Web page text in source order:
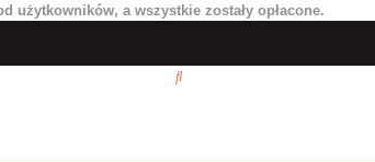
użytkowników, a wszystkie zostały opłacone.